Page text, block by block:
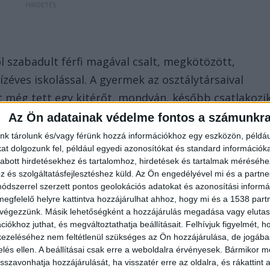
Az Ön adatainak védelme fontos a
tárolunk és/vagy férünk hozzá információkhoz egy eszközön,
dolgozunk fel, például egyedi azonosítókat és standard
hirdetésekhez és tartalomhoz, hirdetések és tartalmak
és szolgáltatásfejlesztéshez küld. Az Ön engedélyével mi és a
szerzett pontos geolokációs adatokat és azonosítási
helyre kattintva hozzájárulhat ahhoz, hogy mi és a 1538
Másik lehetőségként a hozzájárulás megadása vagy
juthat, és megváltoztathatja beállításait. Felhívjuk figyelmét,
nem feltétlenül szükséges az Ön hozzájárulása, de
ellen. A beállításai csak erre a weboldalra érvényesek. Bármikor
hozzájárulását, ha visszatér erre az oldalra, és rákattint
szabadult férfi magával csalt, megkötözött,
iskolással. A gyermek az osztálytársaival
tett egy kitérőt, mondván, később
nem érkezett meg, a barátnője szólt a
mégis hiányzik, így keresni kezdték.
éves kislány eltűnt. Az édesapa a lánynál lévő
hogy merre lehet. A rendőrségre reggel
a polgárőrök segítségét is. A Komárom-